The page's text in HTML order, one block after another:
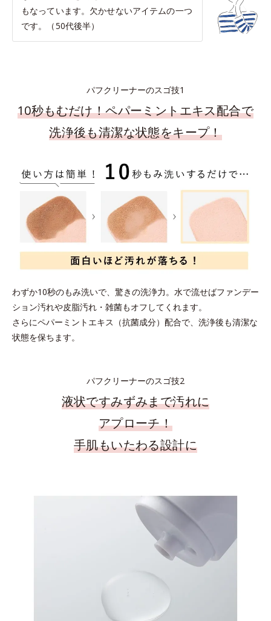
もなっています。欠かせないアイテムの一つ
です。（50代後半）
パフクリーナーのスゴ技1
10秒もむだけ！ペパーミントエキス配合で
洗浄後も清潔な状態をキープ！
わずか10秒のもみ洗いで、驚きの洗浄力。水で流せばファンデー
ション汚れや皮脂汚れ・雑菌もオフしてくれます。
さらにペパーミントエキス（抗菌成分）配合で、洗浄後も清潔な
状態を保ちます。
パフクリーナーのスゴ技2
液状ですみずみまで汚れに
アプローチ！
手肌もいたわる設計に